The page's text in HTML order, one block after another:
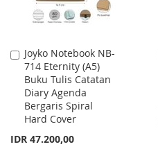
Joyko Notebook NB-
714 Eternity (A5)
Buku Tulis Catatan
Diary Agenda
Bergaris Spiral
Hard Cover
IDR 47.200,00
Add
to
Cart